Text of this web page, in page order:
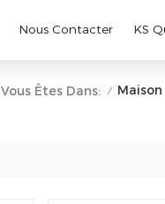
Nous Contacter KS
Vous Êtes Dans: / Maison